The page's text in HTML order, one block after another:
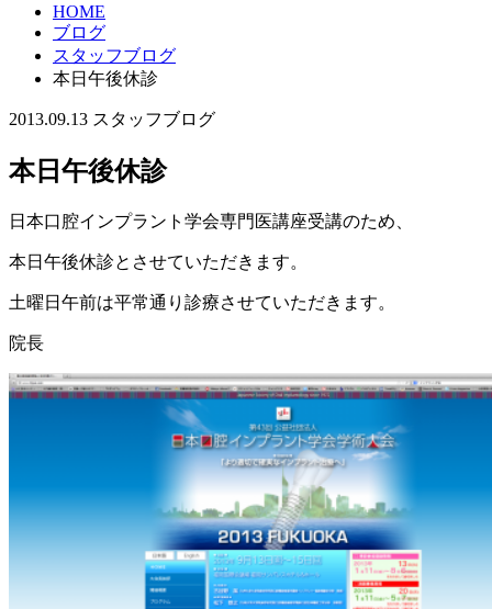
HOME
ブログ
スタッフブログ
本日午後休診
2013.09.13 スタッフブログ
本日午後休診
日本口腔インプラント学会専門医講座受講のため、
本日午後休診とさせていただきます。
土曜日午前は平常通り診療させていただきます。
院長